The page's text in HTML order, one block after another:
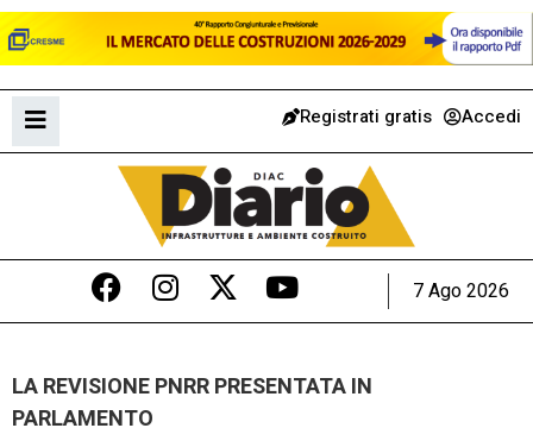
Registrati gratis Accedi
7 Ago 2026
LA REVISIONE PNRR PRESENTATA IN
PARLAMENTO